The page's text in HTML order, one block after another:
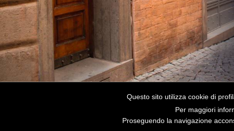
© 2018, ASSOCIAZIONE CULTURALE CENTRO
Questo sito utilizza cookie di
Per maggiori
Proseguendo la navigazione